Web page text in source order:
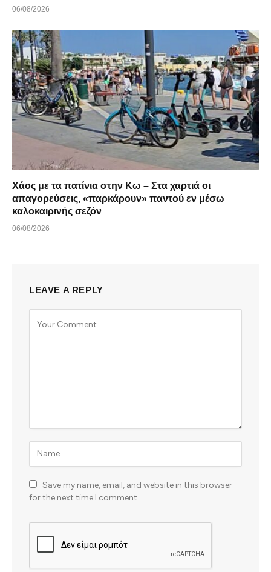
06/08/2026
Χάος με τα πατίνια στην Κω – Στα χαρτιά οι
απαγορεύσεις, «παρκάρουν» παντού εν μέσω
καλοκαιρινής σεζόν
06/08/2026
LEAVE A REPLY
Save my name, email, and website in this browser
for the next time I comment.